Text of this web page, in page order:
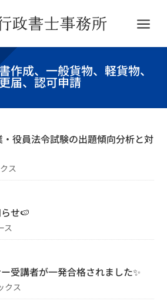
a
作成、一般貨物、軽貨物、
届、認可申請
役員法令試験の出題傾向分析と対
ス
せ🍉
ス
受講者が一発合格されました✨
クス